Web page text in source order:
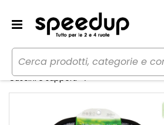
Home Auto
Accessori interni e
Cuscini e supporti
Zona Schiena